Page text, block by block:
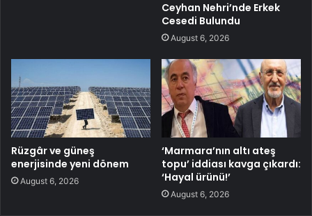
Ceyhan Nehri’nde Erkek
Cesedi Bulundu
August 6, 2026
Rüzgâr ve güneş
enerjisinde yeni dönem
August 6, 2026
‘Marmara’nın altı ateş
topu’ iddiası kavga çıkardı:
‘Hayal ürünü!’
August 6, 2026